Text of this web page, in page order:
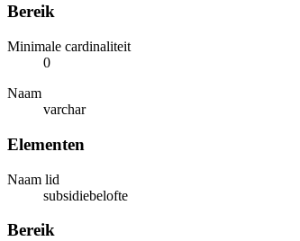
Bereik
Minimale cardinaliteit
0
Naam
varchar
Elementen
Naam lid
subsidiebelofte
Bereik